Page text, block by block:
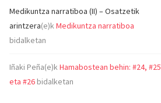
Medikuntza narratiboa (II) – Osatzetik
arintzera(e)kMedikuntza narratiboa
bidalketan
Iñaki Peña(e)kHamabostean behin: #24, #25
eta #26 bidalketan